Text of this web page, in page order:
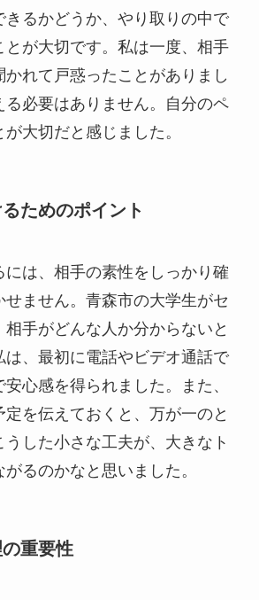
きるかどうか、やり取りの中で
とが大切です。私は一度、相手
れて戸惑ったことがありまし
る必要はありません。自分のペ
大切だと感じました。
ためのポイント
には、相手の素性をしっかり確
ません。青森市の大学生がセ
相手がどんな人か分からないと
は、最初に電話やビデオ通話で
心感を得られました。また、
を伝えておくと、万が一のと
うした小さな工夫が、大きなト
るのかなと思いました。
重要性